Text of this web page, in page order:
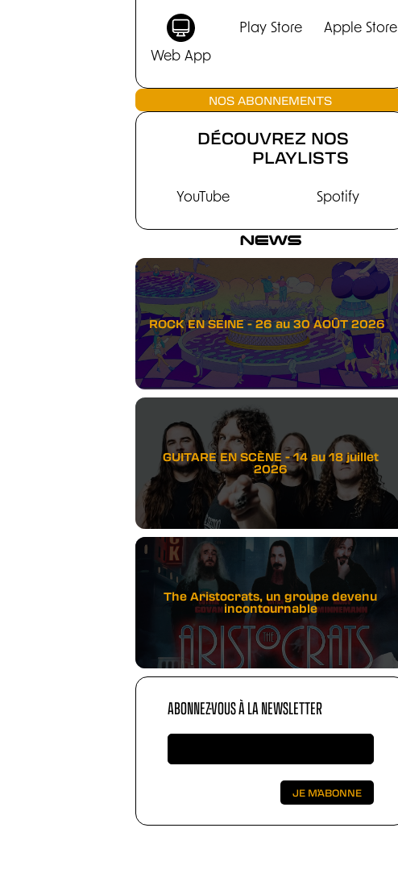
Web App
Play Store Apple Store
NOS ABONNEMENTS
DÉCOUVREZ NOS
PLAYLISTS
YouTube Spotify
NEWS
ROCK EN SEINE - 26 au 30 AOÛT 2026
GUITARE EN SCÈNE - 14 au 18 juillet
2026
The Aristocrats, un groupe devenu
incontournable
ABONNEZ-VOUS À LA NEWSLETTER